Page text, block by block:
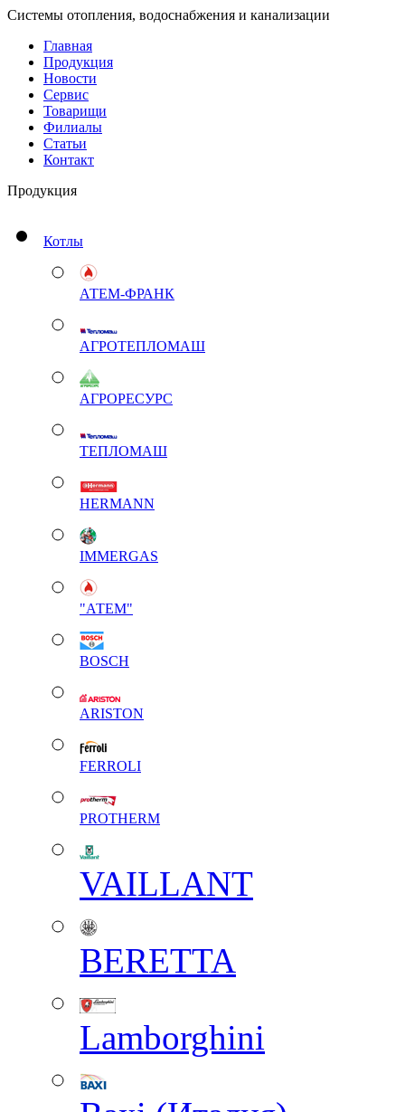
Системы отопления, водоснабжения и канализации
Главная
Продукция
Новости
Сервис
Товарищи
Филиалы
Статьи
Контакт
Продукция
Котлы
АТЕМ-ФРАНК
АГРОТЕПЛОМАШ
АГРОРЕСУРС
ТЕПЛОМАШ
HERMANN
IMMERGAS
"АТЕМ"
BOSCH
ARISTON
FERROLI
PROTHERM
VAILLANT
BERETTA
Lamborghini